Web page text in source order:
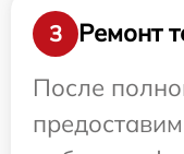
3
Ремонт
После